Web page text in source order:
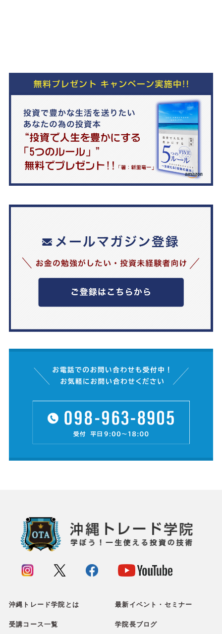
沖縄トレード学院とは 最新イベント・セミナー
受講コース一覧 学院長ブログ